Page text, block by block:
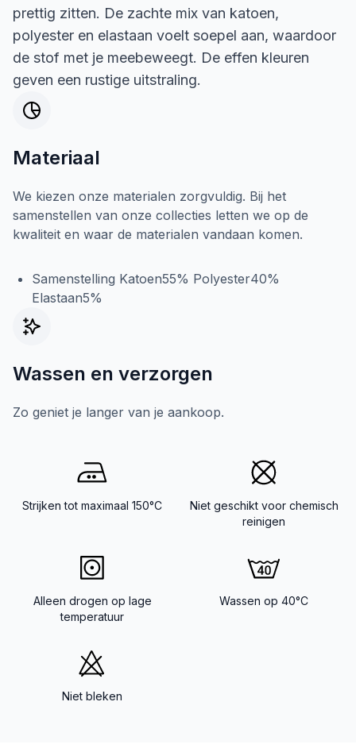
prettig zitten. De zachte mix van katoen,
polyester en elastaan voelt soepel aan, waardoor
de stof met je meebeweegt. De effen kleuren
geven een rustige uitstraling.
Materiaal
We kiezen onze materialen zorgvuldig. Bij het
samenstellen van onze collecties letten we op de
kwaliteit en waar de materialen vandaan komen.
Samenstelling Katoen55% Polyester40%
Elastaan5%
Wassen en verzorgen
Zo geniet je langer van je aankoop.
Strijken tot maximaal 150°C
Niet geschikt voor chemisch
reinigen
Alleen drogen op lage
temperatuur
Wassen op 40°C
Niet bleken